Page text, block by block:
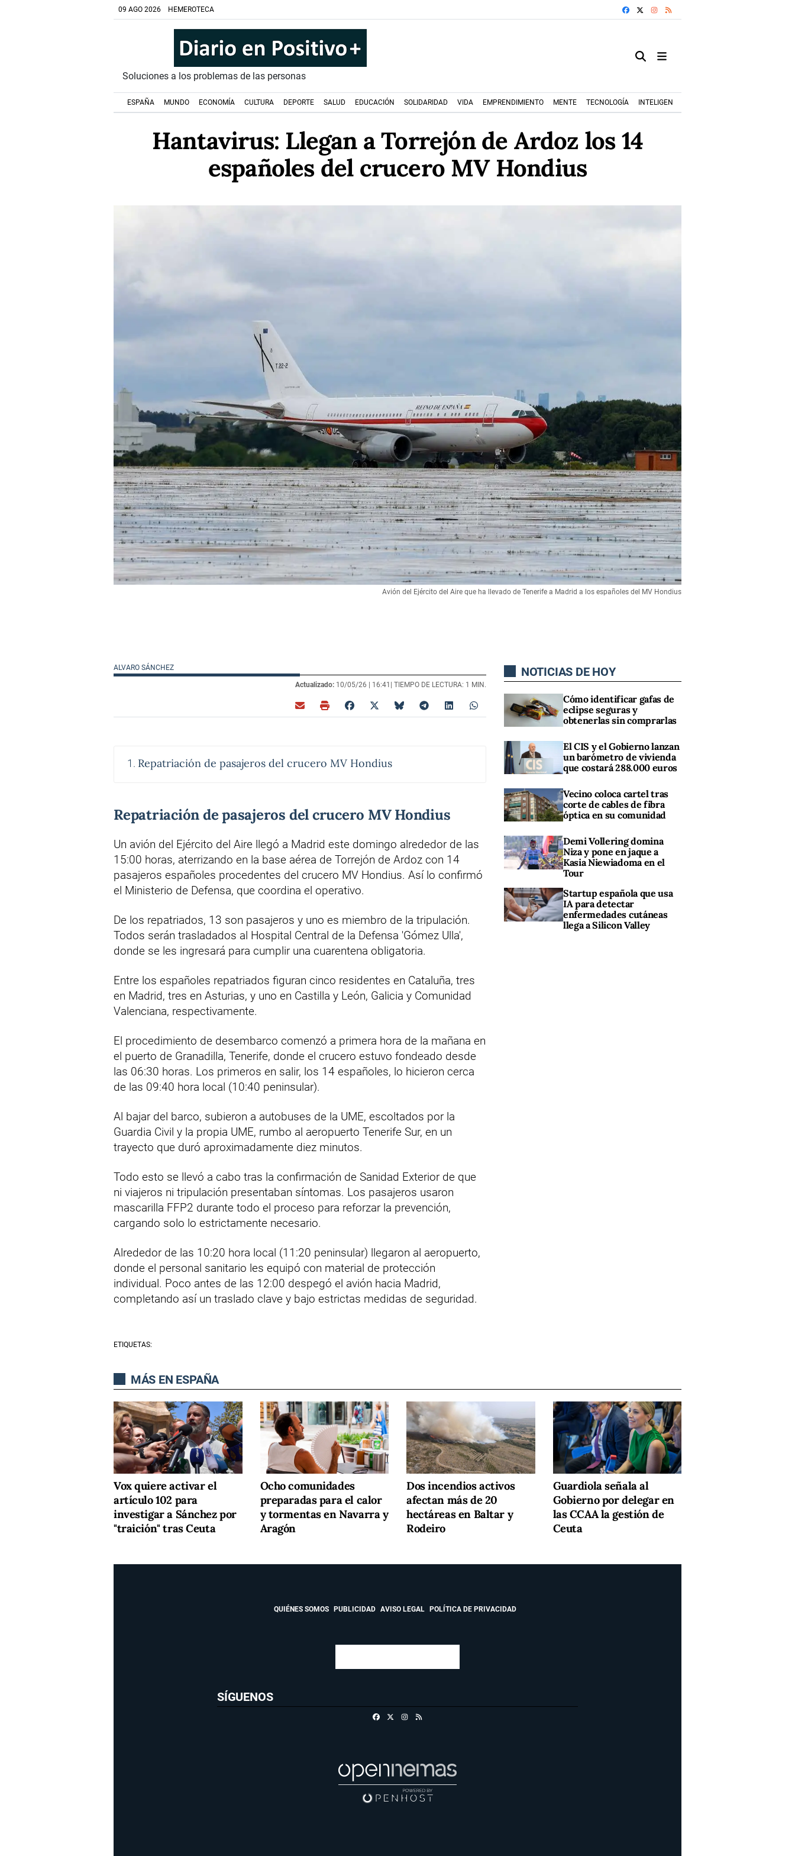
09 AGO 2026 HEMEROTECA FACEBOOKINSTAGRAM
Soluciones a los problemas de las personas
ESPAÑA MUNDO ECONOMÍA CULTURA DEPORTE SALUD EDUCACIÓN SOLIDARIDAD VIDA EMPRENDIMIENTO MENTE TECNOLOGÍA INTELIGENCIA ARTIFICIAL
Hantavirus: Llegan a Torrejón de Ardoz los 14
españoles del crucero MV Hondius
Avión del Ejército del Aire que ha llevado de Tenerife a Madrid a los españoles del MV Hondius
ALVARO SÁNCHEZ
Actualizado: 10/05/26 | 16:41 | TIEMPO DE LECTURA: 1 MIN.
Repatriación de pasajeros del crucero MV Hondius
Repatriación de pasajeros del crucero MV Hondius
Un avión del Ejército del Aire llegó a Madrid este domingo alrededor de las
15:00 horas, aterrizando en la base aérea de Torrejón de Ardoz con 14
pasajeros españoles procedentes del crucero MV Hondius. Así lo confirmó
el Ministerio de Defensa, que coordina el operativo.
De los repatriados, 13 son pasajeros y uno es miembro de la tripulación.
Todos serán trasladados al Hospital Central de la Defensa 'Gómez Ulla',
donde se les ingresará para cumplir una cuarentena obligatoria.
Entre los españoles repatriados figuran cinco residentes en Cataluña, tres
en Madrid, tres en Asturias, y uno en Castilla y León, Galicia y Comunidad
Valenciana, respectivamente.
El procedimiento de desembarco comenzó a primera hora de la mañana en
el puerto de Granadilla, Tenerife, donde el crucero estuvo fondeado desde
las 06:30 horas. Los primeros en salir, los 14 españoles, lo hicieron cerca
de las 09:40 hora local (10:40 peninsular).
Al bajar del barco, subieron a autobuses de la UME, escoltados por la
Guardia Civil y la propia UME, rumbo al aeropuerto Tenerife Sur, en un
trayecto que duró aproximadamente diez minutos.
Todo esto se llevó a cabo tras la confirmación de Sanidad Exterior de que
ni viajeros ni tripulación presentaban síntomas. Los pasajeros usaron
mascarilla FFP2 durante todo el proceso para reforzar la prevención,
cargando solo lo estrictamente necesario.
Alrededor de las 10:20 hora local (11:20 peninsular) llegaron al aeropuerto,
donde el personal sanitario les equipó con material de protección
individual. Poco antes de las 12:00 despegó el avión hacia Madrid,
completando así un traslado clave y bajo estrictas medidas de seguridad.
ETIQUETAS:
NOTICIAS DE HOY
Cómo identificar gafas de
eclipse seguras y
obtenerlas sin comprarlas
El CIS y el Gobierno lanzan
un barómetro de vivienda
que costará 288.000 euros
Vecino coloca cartel tras
corte de cables de fibra
óptica en su comunidad
Demi Vollering domina
Niza y pone en jaque a
Kasia Niewiadoma en el
Tour
Startup española que usa
IA para detectar
enfermedades cutáneas
llega a Silicon Valley
MÁS EN ESPAÑA
Vox quiere activar el
artículo 102 para
investigar a Sánchez por
"traición" tras Ceuta
Ocho comunidades
preparadas para el calor
y tormentas en Navarra y
Aragón
Dos incendios activos
afectan más de 20
hectáreas en Baltar y
Rodeiro
Guardiola señala al
Gobierno por delegar en
las CCAA la gestión de
Ceuta
QUIÉNES SOMOS PUBLICIDAD AVISO LEGAL POLÍTICA DE PRIVACIDAD
SÍGUENOS
FacebookInstagram